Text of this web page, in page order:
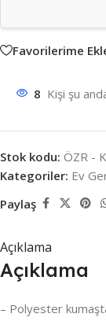
Favorilerime
8 Kişi şu
Stok kodu: ÖZR -
Kategoriler: Ev
Paylaş
Açıklama
Açıklama
– Polyester